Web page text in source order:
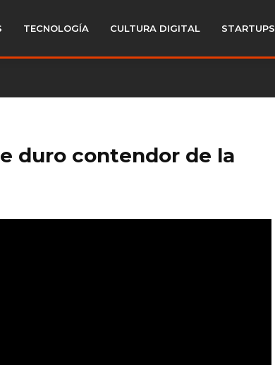
TECNOLOGÍA CULTURA DIGITAL STARTUPS
duro contendor de la